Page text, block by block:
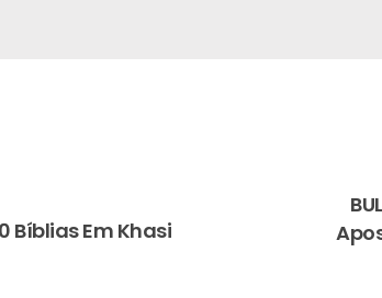
Bíblias Em Khasi